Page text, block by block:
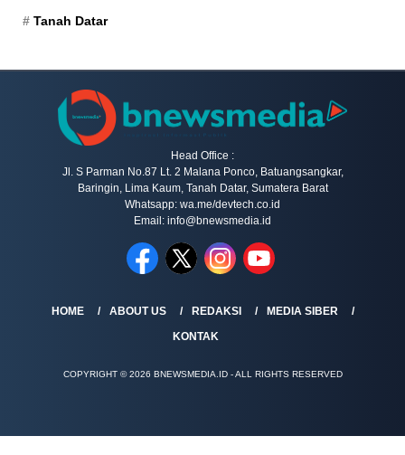
Tanah Datar
Head Office :
Jl. S Parman No.87 Lt. 2 Malana Ponco, Batuangsangkar,
Baringin, Lima Kaum, Tanah Datar, Sumatera Barat
Whatsapp: wa.me/devtech.co.id
Email: info@bnewsmedia.id
HOME ABOUT US REDAKSI
MEDIA SIBER
KONTAK
COPYRIGHT © 2026 BNEWSMEDIA.ID - ALL RIGHTS RESERVED